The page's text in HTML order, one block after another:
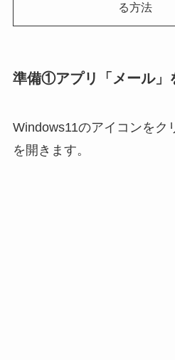
る方法
準備①アプリ「メール」
Windows11のアイコンをク
を開きます。